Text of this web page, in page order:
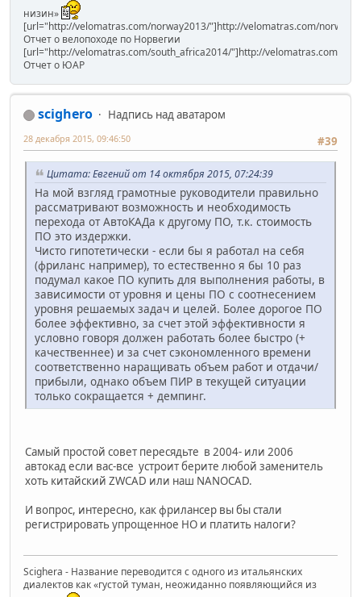
низин»
[url="http://velomatras.com/norway2013/"]http://velomatras.com/
Отчет о велопоходе по Норвегии
[url="http://velomatras.com/south_africa2014/"]http://velomatras.com/
Отчет о ЮАР
scighero
Надпись над аватаром
#39
28 декабря 2015, 09:46:50
Цитата: Евгений от 14 октября 2015, 07:24:39
На мой взгляд грамотные руководители правильно
рассматривают возможность и необходимость
перехода от АвтоКАДа к другому ПО, т.к. стоимость
ПО это издержки.
Чисто гипотетически - если бы я работал на себя
(фриланс например), то естественно я бы 10 раз
подумал какое ПО купить для выполнения работы, в
зависимости от уровня и цены ПО с соотнесением
уровня решаемых задач и целей. Более дорогое ПО
более эффективно, за счет этой эффективности я
условно говоря должен работать более быстро (+
качественнее) и за счет сэкономленного времени
соответственно наращивать объем работ и отдачи/
прибыли, однако объем ПИР в текущей ситуации
только сокращается + демпинг.
Самый простой совет пересядьте в 2004- или 2006
автокад если вас-все устроит берите любой заменитель
хоть китайский ZWCAD или наш NANOCAD.
И вопрос, интересно, как фрилансер вы бы стали
регистрировать упрощенное НО и платить налоги?
Scighera - Название переводится с одного из итальянских
диалектов как «густой туман, неожиданно появляющийся из